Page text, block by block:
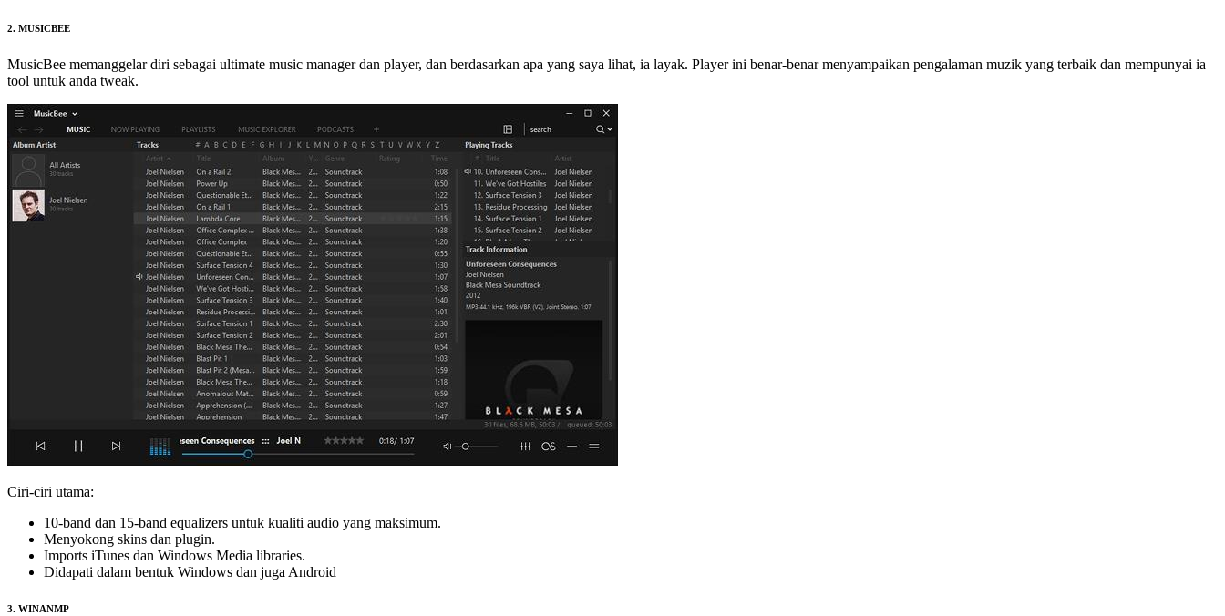
2. MUSICBEE
MusicBee memanggelar diri sebagai ultimate music manager dan player, dan berdasarkan apa yang saya lihat, ia layak. Player ini benar-benar menyampaikan pengalaman muzik yang terbaik dan mempunyai ia
tool untuk anda tweak.
Ciri-ciri utama:
10-band dan 15-band equalizers untuk kualiti audio yang maksimum.
Menyokong skins dan plugin.
Imports iTunes dan Windows Media libraries.
Didapati dalam bentuk Windows dan juga Android
3. WINANMP